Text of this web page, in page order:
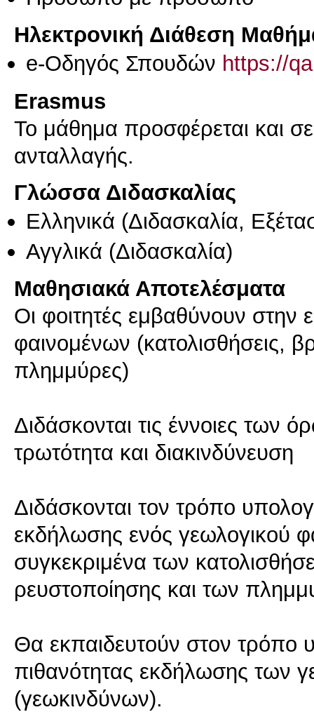
Ηλεκτρονική Διάθεση
e-Οδηγός Σπουδών https://
Erasmus
Το μάθημα προσφέρεται και
ανταλλαγής.
Γλώσσα Διδασκαλίας
Ελληνικά (Διδασκαλία,
Αγγλικά (Διδασκαλία)
Μαθησιακά Αποτελέσματα
Οι φοιτητές εμβαθύνουν στην
φαινομένων (κατολισθήσεις,
πλημμύρες)
Διδάσκονται τις έννοιες των
τρωτότητα και διακινδύνευση
Διδάσκονται τον τρόπο
εκδήλωσης ενός γεωλογικού
συγκεκριμένα των
ρευστοποίησης και των
Θα εκπαιδευτούν στον τρόπο
πιθανότητας εκδήλωσης των
(γεωκινδύνων).